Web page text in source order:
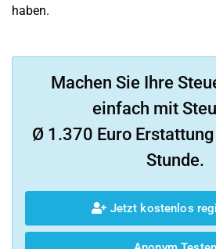
haben.
Machen Sie Ihre
einfach mit
Ø 1.370 Euro
Stunde.
Jetzt kostenlos